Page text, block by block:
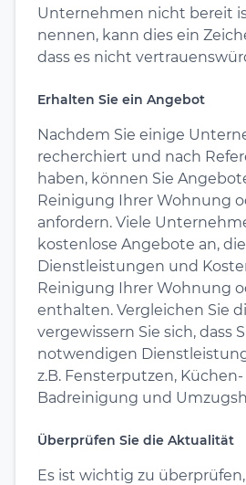
Unternehmen nicht bereit
nennen, kann dies ein
dass es nicht
Erhalten Sie ein Angebot
Nachdem Sie einige
recherchiert und nach
haben, können Sie
Reinigung Ihrer Wohnung
anfordern. Viele
kostenlose Angebote an,
Dienstleistungen und
Reinigung Ihrer Wohnung
enthalten. Vergleichen Sie
vergewissern Sie sich, dass
notwendigen
z.B. Fensterputzen,
Badreinigung und
Überprüfen Sie die Aktualität
Es ist wichtig zu